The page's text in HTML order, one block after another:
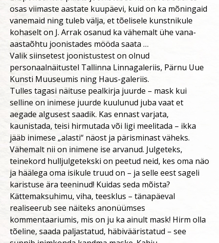
osas viimaste aastate kuupäevi, kuid on ka mõningaid
vanemaid ning tuleb välja, et tõelisele kunstnikule
kohaselt on J. Arrak osanud ka vähemalt ühe vana-
aastaõhtu joonistades mööda saata …
Valik siinsetest joonistustest on olnud
personaalnäitustel Tallinna Linnagaleriis, Pärnu Uue
Kunsti Muuseumis ning Haus-galeriis.
Tulles tagasi näituse pealkirja juurde – mask kui
selline on inimese juurde kuulunud juba vaat et
aegade algusest saadik. Kas ennast varjata,
kaunistada, teisi hirmutada või ligi meelitada – ikka
jääb inimese „alasti“ näost ja pärisminast väheks.
Vähemalt nii on inimene ise arvanud. Julgeteks,
teinekord hulljulgetekski on peetud neid, kes oma näo
ja häälega oma isikule truud on – ja selle eest sageli
karistuse ära teeninud! Kuidas seda mõista?
Kättemaksuhimu, viha, teesklus – tänapäeval
realiseerub see näiteks anonüümses
kommentaariumis, mis on ju ka ainult mask! Hirm olla
tõeline, saada paljastatud, häbivääristatud – see